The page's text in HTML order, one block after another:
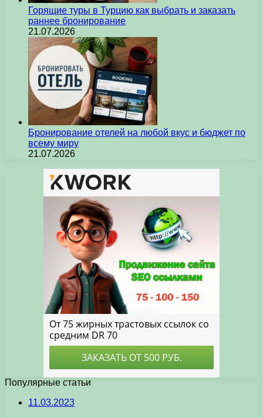
Горящие туры в Турцию как выбрать и заказать
раннее бронирование
21.07.2026
Бронирование отелей на любой вкус и бюджет по
всему миру
21.07.2026
Популярные статьи
11.03.2023